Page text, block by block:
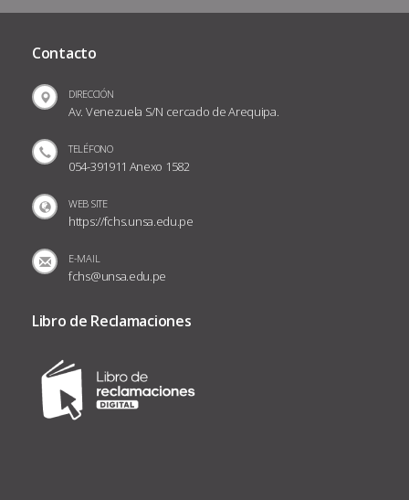
Contacto
DIRECCIÓN
Av. Venezuela S/N cercado de Arequipa.
TELÉFONO
054-391911 Anexo 1582
WEB SITE
https://fchs.unsa.edu.pe
E-MAIL
fchs@unsa.edu.pe
Libro de Reclamaciones